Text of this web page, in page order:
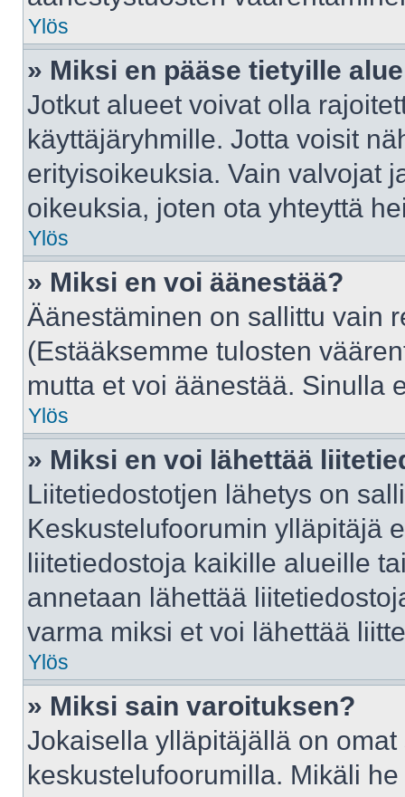
Ylös
» Miksi en pääse tietyille
Jotkut alueet voivat olla
käyttäjäryhmille. Jotta voisit
erityisoikeuksia. Vain valvojat
oikeuksia, joten ota yhteyttä
Ylös
» Miksi en voi äänestää?
Äänestäminen on sallittu vain
(Estääksemme tulosten
mutta et voi äänestää. Sinulla
Ylös
» Miksi en voi lähettää
Liitetiedostotjen lähetys on
Keskustelufoorumin ylläpitäjä
liitetiedostoja kaikille alueille
annetaan lähettää
varma miksi et voi lähettää
Ylös
» Miksi sain varoituksen?
Jokaisella ylläpitäjällä on
keskustelufoorumilla. Mikäli